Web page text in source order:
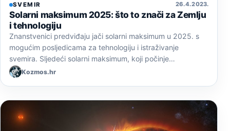
SVEMIR 26. 4. 2023.
Solarni maksimum 2025: što to znači za Zemlju
i tehnologiju
Znanstvenici predviđaju jači solarni maksimum u 2025. s
mogućim posljedicama za tehnologiju i istraživanje
svemira. Sljedeći solarni maksimum, koji počinje…
Kozmos.hr